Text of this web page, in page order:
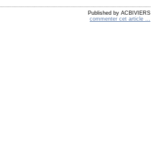
Published by ACBIVIERS
commenter cet article